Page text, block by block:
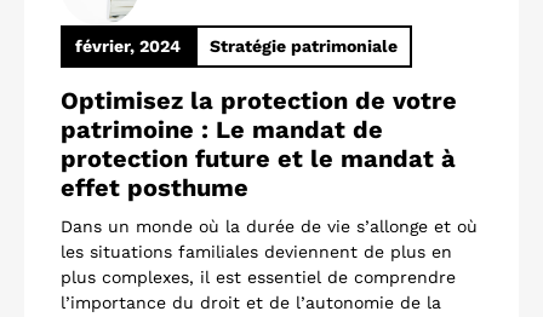
février, 2024 Stratégie patrimoniale
Optimisez la protection de votre
patrimoine : Le mandat de
protection future et le mandat à
effet posthume
Dans un monde où la durée de vie s’allonge et où
les situations familiales deviennent de plus en
plus complexes, il est essentiel de comprendre
l’importance du droit et de l’autonomie de la